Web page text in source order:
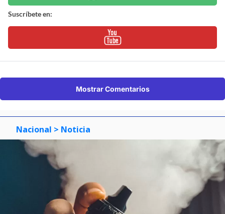
Suscríbete en:
Mostrar Comentarios
Nacional > Noticia